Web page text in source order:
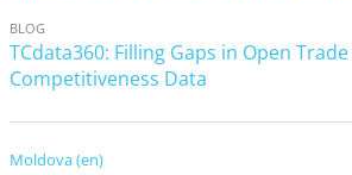
BLOG
TCdata360: Filling Gaps in Open
Competitiveness Data
Moldova (en)